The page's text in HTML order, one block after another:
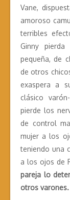
Vane,
amoroso
terribles
Ginny
pequeña, de
de otros
exaspera a
clásico
pierde los
de control
mujer a los
teniendo una
a los ojos de
pareja lo
otros varones.